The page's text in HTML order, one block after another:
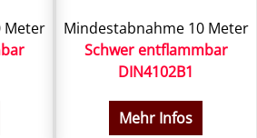
Meter
Mindestabnahme 10 Meter
Schwer entflammbar
DIN4102B1
Mehr Infos